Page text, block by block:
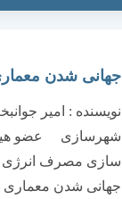
جهانی شدن
نویسنده : امیر
شهرسازی عضو
جهانی شدن معماری